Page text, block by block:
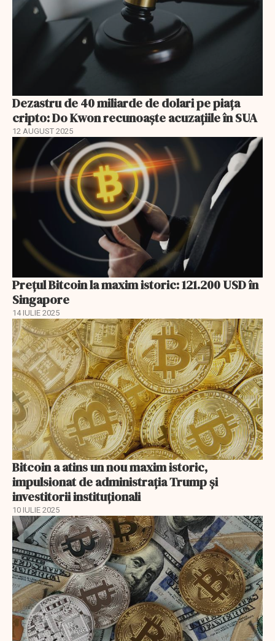
Dezastru de 40 miliarde de dolari pe piața
cripto: Do Kwon recunoaște acuzațiile în SUA
12 AUGUST 2025
Prețul Bitcoin la maxim istoric: 121.200 USD în
Singapore
14 IULIE 2025
Bitcoin a atins un nou maxim istoric,
impulsionat de administrația Trump și
investitorii instituționali
10 IULIE 2025